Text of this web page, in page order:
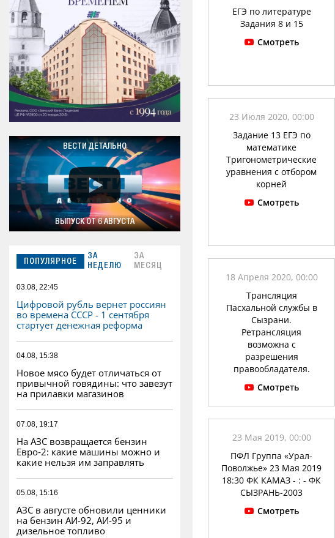
ВЕСТИ ДЕТАЛЬНО
ВЫПУСК ОТ 6 АВГУСТА
ПОПУЛЯРНОЕ
ЗА
НЕДЕЛЮ
ЗА
МЕСЯЦ
03.08, 22:45
Цифровой рубль вернет россиян
во времена СССР - 1 сентября
стартует денежная реформа
04.08, 15:38
Новое мясо будет отличаться от
привычной говядины: что завезут
на прилавки магазинов
07.08, 19:17
На АЗС возвращается бензин
Евро‑2: какие машины можно и
какие нельзя им заправлять
05.08, 15:16
АЗС в августе обновили ценники
на бензин АИ-92, АИ-95 и
дизельное топливо
ЕГЭ по литературе
Задания 8 и 15
Смотреть
23 Июля 2020, 00:00
Задание 13 ЕГЭ по
математике
Тригонометрические
уравнения с отбором
корней
Смотреть
18 Апреля 2020, 00:00
Трансляция
Пасхальной службы в
Сызрани.
Ретрансляция
возможна с
разрешения
правообладателя.
Смотреть
23 Мая 2019, 00:00
ПФЛ Группа «Урал-
Поволжье» 23 Мая 2019
18:30 ФК КАМАЗ - : - ФК
СЫЗРАНЬ-2003
Смотреть